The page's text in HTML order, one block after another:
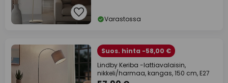
Varastossa
Suos. hinta -58,00 €
Lindby Keriba -lattiavalaisin,
nikkeli/harmaa, kangas, 150 cm, E27